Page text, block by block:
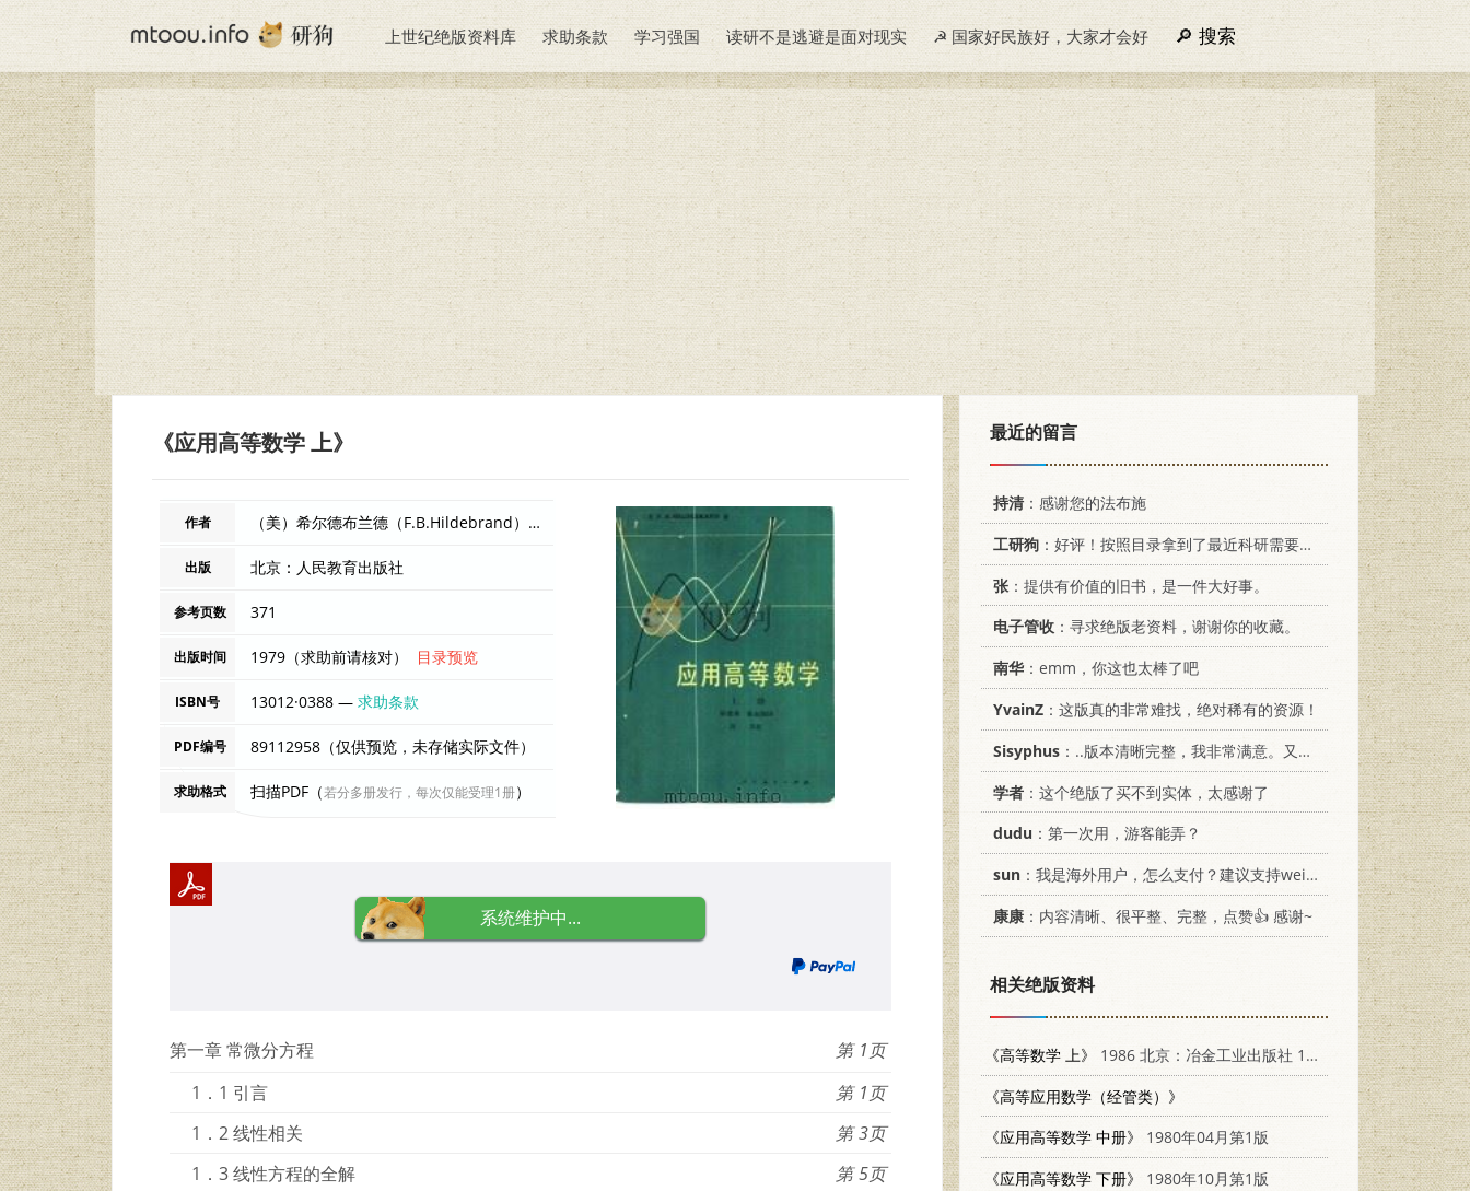
上世纪绝版资料库 求助条款 学习强国 读研不是逃避是面对现实 ☭ 国家好民族好，大家才会好 搜索
《应用高等数学 上》
作者 （美）希尔德布兰德（F.B.Hildebrand）著；陈绶章 编者
出版 北京：人民教育出版社
参考页数 371
出版时间 1979（求助前请核对） 目录预览
ISBN号 13012·0388 —求助条款
PDF编号 89112958（仅供预览，未存储实际文件）
求助格式 扫描PDF（若分多册发行，每次仅能受理1册）
系统维护中...
第一章 常微分方程
1
1．1 引言
1
1．2 线性相关
3
1．3 线性方程的全解
5
最近的留言
持清：感谢您的法布施
工研狗 ：好评！按照目录拿到了最近科研需要的材料！
张 ：提供有价值的旧书，是一件大好事。
电子管收 ：寻求绝版老资料，谢谢你的收藏。
南华：emm，你这也太棒了吧
YvainZ ：这版真的非常难找，绝对稀有的资源！
Sisyphus ：..版本清晰完整，我非常满意。又及，这本《话语的真相》...
学者 ：这个绝版了买不到实体，太感谢了
dudu ：第一次用，游客能弄？
sun ：我是海外用户，怎么支付？建议支持weixin支付
康康 ：内容清晰、很平整、完整，点赞👍 感谢~
相关绝版资料
《高等数学 上》
1986 北京：冶金工业出版社 15062·4424
《高等应用数学（经管类）》
《应用高等数学 中册》
1980年04月第1版
《应用高等数学 下册》
1980年10月第1版